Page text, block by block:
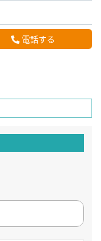
電話する